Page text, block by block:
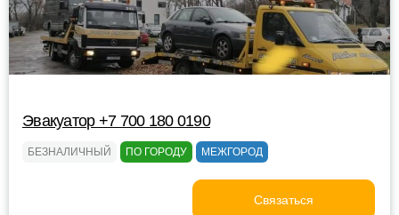
Эвакуатор +7 700 180 0190
БЕЗНАЛИЧНЫЙ ПО ГОРОДУ МЕЖГОРОД
Связаться